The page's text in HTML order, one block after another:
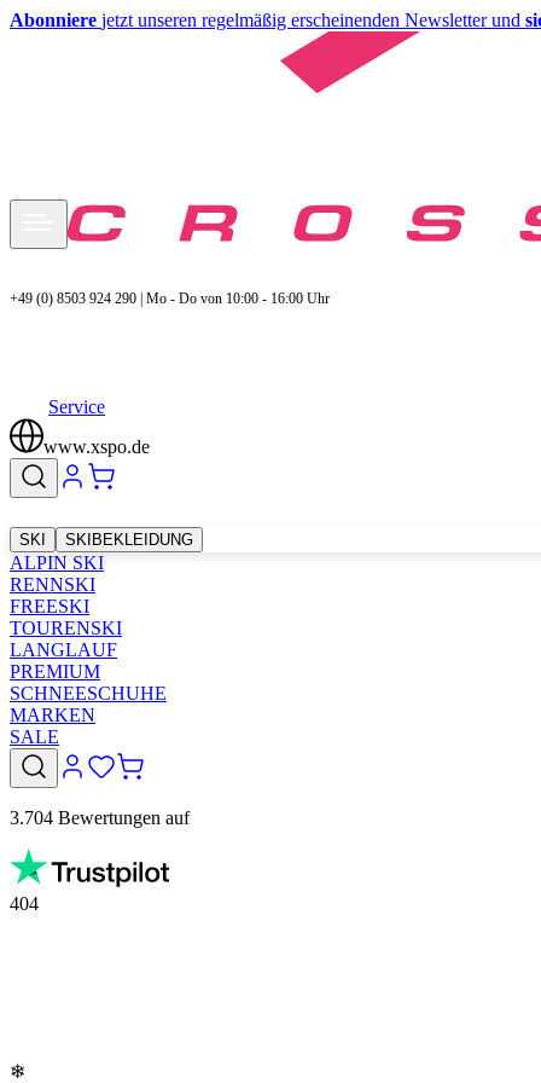
Abonniere jetzt unseren regelmäßig erscheinenden Newsletter und
+49 (0) 8503 924 290 | Mo - Do von 10:00 - 16:00 Uhr
Service
www.xspo.de
SKI SKIBEKLEIDUNG
ALPIN SKI
RENNSKI
FREESKI
TOURENSKI
LANGLAUF
PREMIUM
SCHNEESCHUHE
MARKEN
SALE
3.704 Bewertungen auf
404
❄